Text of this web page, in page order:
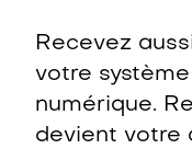
Recevez
votre
numérique.
devient votre